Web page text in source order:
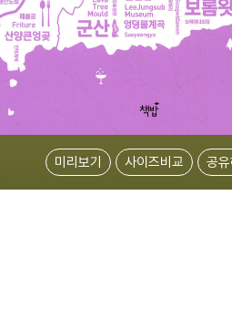
미리보기 사이즈비교 공